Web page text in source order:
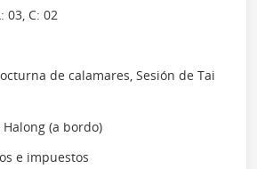
03, C: 02
de calamares, Sesión de Tai
(a bordo)
e impuestos